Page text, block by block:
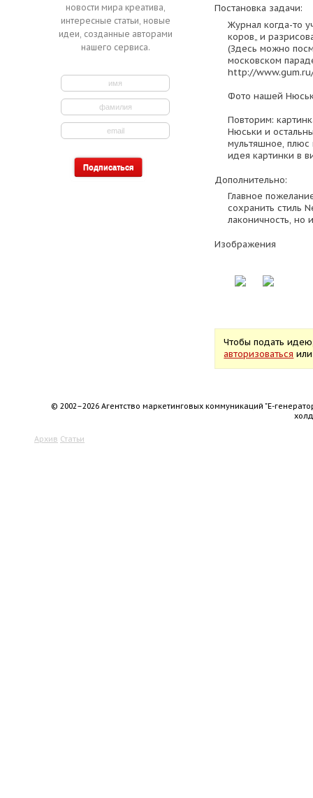
новости мира креатива,
интересные статьи, новые
идеи, созданные авторами
нашего сервиса.
Постановка задачи:
Журнал когда-то
коров„ и
(Здесь можно
московском
http://
Фото нашей
Повторим:
Нюськи и
мультяшное, плюс
идея картинки в
Дополнительно:
Главное
сохранить стиль
лаконичность, но
Изображения
Чтобы подать
авторизоваться
© 2002–2026 Агентство маркетинговых коммуникаций "Е-
Архив Статьи